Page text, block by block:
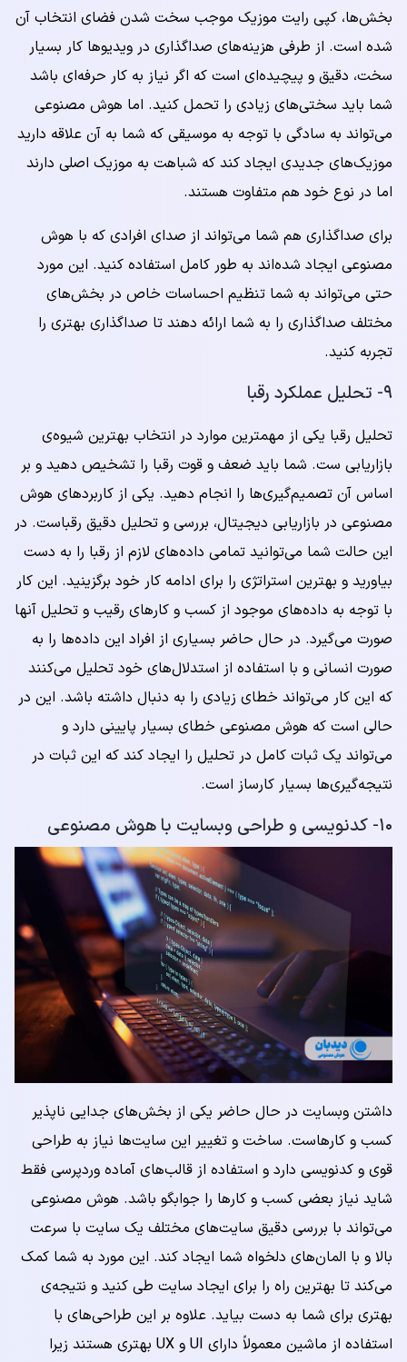
بخش‌ها، کپی رایت موزیک موجب سخت شدن فضای انتخاب آن
شده است. از طرفی هزینه‌های صداگذاری در ویدیوها کار بسیار
سخت، دقیق و پیچیده‌ای است که اگر نیاز به کار حرفه‌ای باشد
شما باید سختی‌های زیادی را تحمل کنید. اما هوش مصنوعی
می‌تواند به سادگی با توجه به موسیقی که شما به آن علاقه دارید
موزیک‌های جدیدی ایجاد کند که شباهت به موزیک اصلی دارند
اما در نوع خود هم متفاوت هستند.
برای صداگذاری هم شما می‌تواند از صدای افرادی که با هوش
مصنوعی ایجاد شده‌اند به طور کامل استفاده کنید. این مورد
حتی می‌تواند به شما تنظیم احساسات خاص در بخش‌های
مختلف صداگذاری را به شما ارائه دهند تا صداگذاری بهتری را
تجربه کنید.
۹- تحلیل عملکرد رقبا
تحلیل رقبا یکی از مهمترین موارد در انتخاب بهترین شیوه‌ی
بازاریابی ست. شما باید ضعف و قوت رقبا را تشخیص دهید و بر
اساس آن تصمیم‌گیری‌ها را انجام دهید. یکی از کاربردهای هوش
مصنوعی در بازاریابی دیجیتال، بررسی و تحلیل دقیق رقباست. در
این حالت شما می‌توانید تمامی داده‌های لازم از رقبا را به دست
بیاورید و بهترین استراتژی را برای ادامه کار خود برگزینید. این کار
با توجه به داده‌های موجود از کسب و کارهای رقیب و تحلیل آنها
صورت می‌گیرد. در حال حاضر بسیاری از افراد این داده‌ها را به
صورت انسانی و با استفاده از استدلال‌های خود تحلیل می‌کنند
که این کار می‌تواند خطای زیادی را به دنبال داشته باشد. این در
حالی است که هوش مصنوعی خطای بسیار پایینی دارد و
می‌تواند یک ثبات کامل در تحلیل را ایجاد کند که این ثبات در
نتیجه‌گیری‌ها بسیار کارساز است.
۱۰- کدنویسی و طراحی وبسایت با هوش مصنوعی
داشتن وبسایت در حال حاضر یکی از بخش‌های جدایی ناپذیر
کسب و کارهاست. ساخت و تغییر این سایت‌ها نیاز به طراحی
قوی و کدنویسی دارد و استفاده از قالب‌های آماده وردپرسی فقط
شاید نیاز بعضی کسب و کارها را جوابگو باشد. هوش مصنوعی
می‌تواند با بررسی دقیق سایت‌های مختلف یک سایت با سرعت
بالا و با المان‌های دلخواه شما ایجاد کند. این مورد به شما کمک
می‌کند تا بهترین راه را برای ایجاد سایت طی کنید و نتیجه‌ی
بهتری برای شما به دست بیاید. علاوه بر این طراحی‌های با
استفاده از ماشین معمولاً دارای UI و UX بهتری هستند زیرا